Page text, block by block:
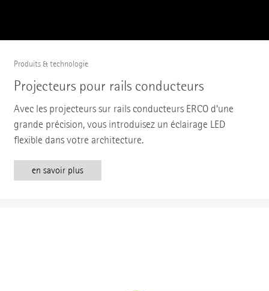
Produits & technologie
Projecteurs pour rails conducteurs
Avec les projecteurs sur rails conducteurs ERCO d’une
grande précision, vous introduisez un éclairage LED
flexible dans votre architecture.
en savoir plus